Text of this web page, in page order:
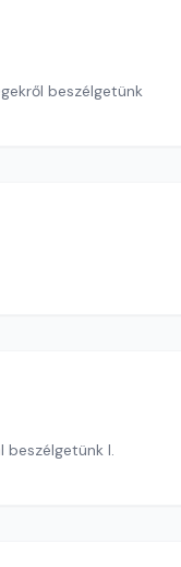
beszélgetünk
beszélgetünk I.